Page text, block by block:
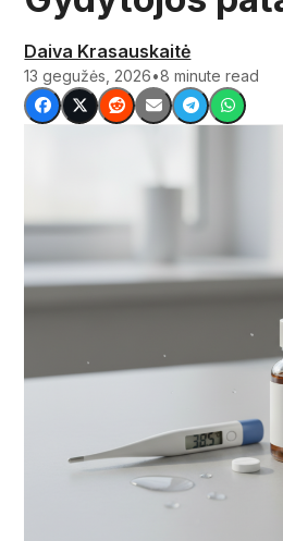
Daiva Krasauskaitė
13 gegužės, 2026•8 minute read